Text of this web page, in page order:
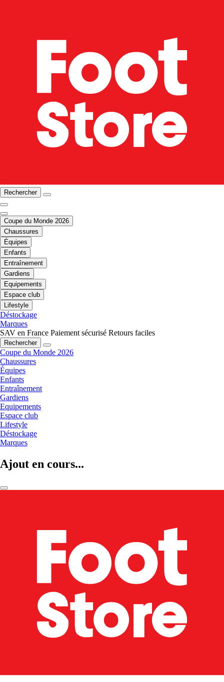
Rechercher
Coupe du Monde 2026
Chaussures
Équipes
Enfants
Entraînement
Gardiens
Equipements
Espace club
Lifestyle
Déstockage
Marques
SAV en France Paiement sécurisé Retours faciles
Rechercher
Coupe du Monde 2026
Chaussures
Équipes
Enfants
Entraînement
Gardiens
Equipements
Espace club
Lifestyle
Déstockage
Marques
Ajout en cours...